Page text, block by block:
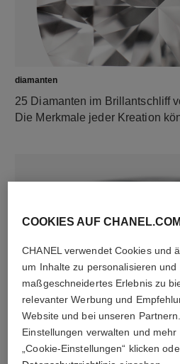
diamanten
25 Diamanten im Brillantschliff
Die Merkmale jeder Kreation
18 Karat Weißgold
COOKIES AUF CHANEL.COM
CHANEL verwendet Cookies und
um Inhalte zu personalisieren und
maßgeschneidertes Erlebnis zu
relevanter Werbung und
Website und bei unseren
Einstellungen verwalten und
„Cookie-Einstellungen“ klicken